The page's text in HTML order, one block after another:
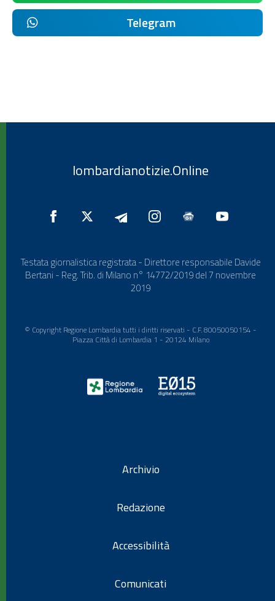
Telegram
lombardianotizie.Online
Testata giornalistica registrata - Direttore responsabile Davide
Bertani - Reg. Trib. di Milano n° 14772/2019 del 7 novembre
2019
© Copyright Regione Lombardia tutti i diritti riservati - C.F. 80050050154 -
Piazza Città di Lombardia 1 - 20124 Milano
Archivio
Redazione
Accessibilità
Comunicati